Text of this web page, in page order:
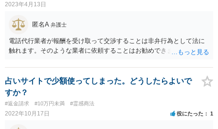
2023年4月13日
匿名A 弁護士
電話代行業者が報酬を受け取って交渉することは非弁行為として法に
触れます。そのような業者に依頼することはお勧めできません。
占いサイトで少額使ってしまった。どうしたらよいで
すか？
#返金請求 #10万円未満 #霊感商法
2022年10月17日 役にたった 1